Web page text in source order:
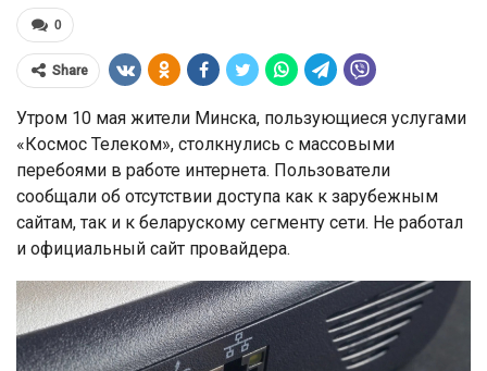
0
Share
Утром 10 мая жители Минска, пользующиеся услугами
«Космос Телеком», столкнулись с массовыми
перебоями в работе интернета. Пользователи
сообщали об отсутствии доступа как к зарубежным
сайтам, так и к беларускому сегменту сети. Не работал
и официальный сайт провайдера.